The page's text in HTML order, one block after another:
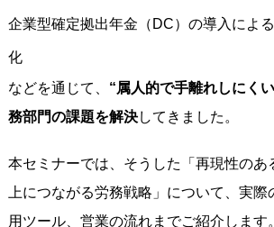
企業型確定拠出年金（DC）の導入によ
化
などを通じて、 “属人的で手離れしにく
務部門の課題を解決してきました。
本セミナーでは、そうした「再現性のあ
上につながる労務戦略」について、実
用ツール、営業の流れまでご紹介します。